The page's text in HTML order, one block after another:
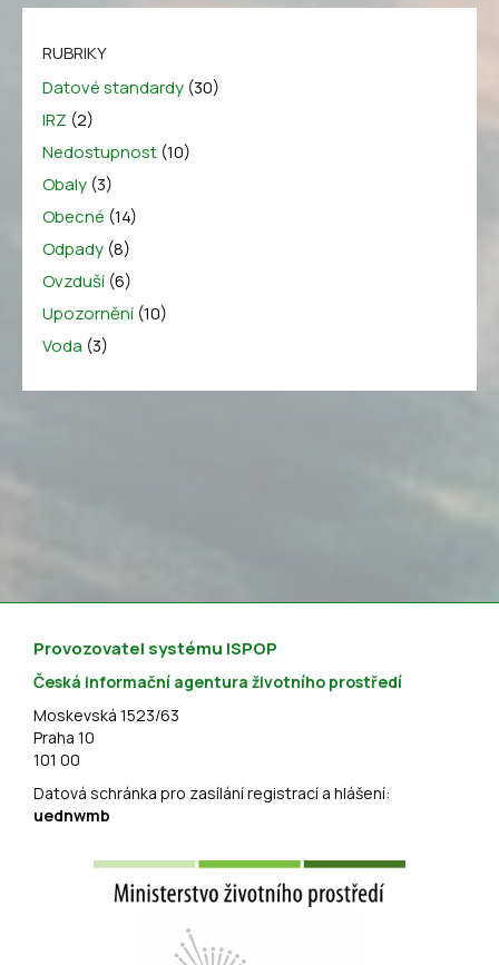
RUBRIKY
Datové standardy (30)
IRZ (2)
Nedostupnost (10)
Obaly (3)
Obecné (14)
Odpady (8)
Ovzduší (6)
Upozornění (10)
Voda (3)
Provozovatel systému ISPOP
Česká informační agentura životního prostředí
Moskevská 1523/63
Praha 10
101 00
Datová schránka pro zasílání registrací a hlášení:
uednwmb